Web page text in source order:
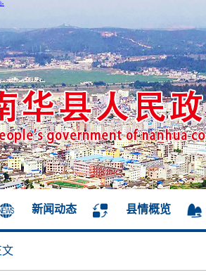
新闻动态 县情概览
文